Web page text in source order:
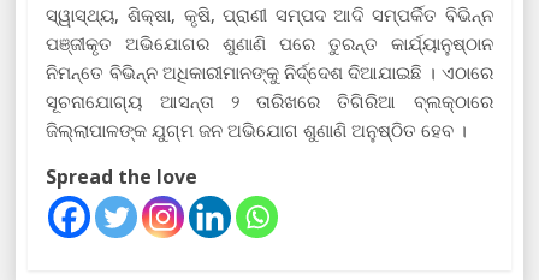
ସ୍ୱାସ୍ଥ୍ୟ, ଶିକ୍ଷା, କୃଷି, ପ୍ରାଣୀ ସମ୍ପଦ ଆଦି ସମ୍ପର୍କିତ ବିଭିନ୍ନ
ପଞ୍ଜୀକୃତ ଅଭିଯୋଗର ଶୁଣାଣି ପରେ ତୁରନ୍ତ କାର୍ଯ୍ୟାନୁଷ୍ଠାନ
ନିମନ୍ତେ ବିଭିନ୍ନ ଅଧିକାରୀମାନଙ୍କୁ ନିର୍ଦ୍ଦେଶ ଦିଆଯାଇଛି । ଏଠାରେ
ସୂଚନାଯୋଗ୍ୟ ଆସନ୍ତା ୨ ତାରିଖରେ ତିଗିରିଆ ବ୍ଲକ୍‌ଠାରେ
ଜିଲ୍ଲାପାଳଙ୍କ ଯୁଗ୍ମ ଜନ ଅଭିଯୋଗ ଶୁଣାଣି ଅନୁଷ୍ଠିତ ହେବ ।
Spread the love